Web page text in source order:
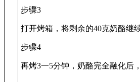
步骤3
打开烤箱，将剩余的40克奶酪继
步骤4
再烤3一5分钟，奶酪完全融化后